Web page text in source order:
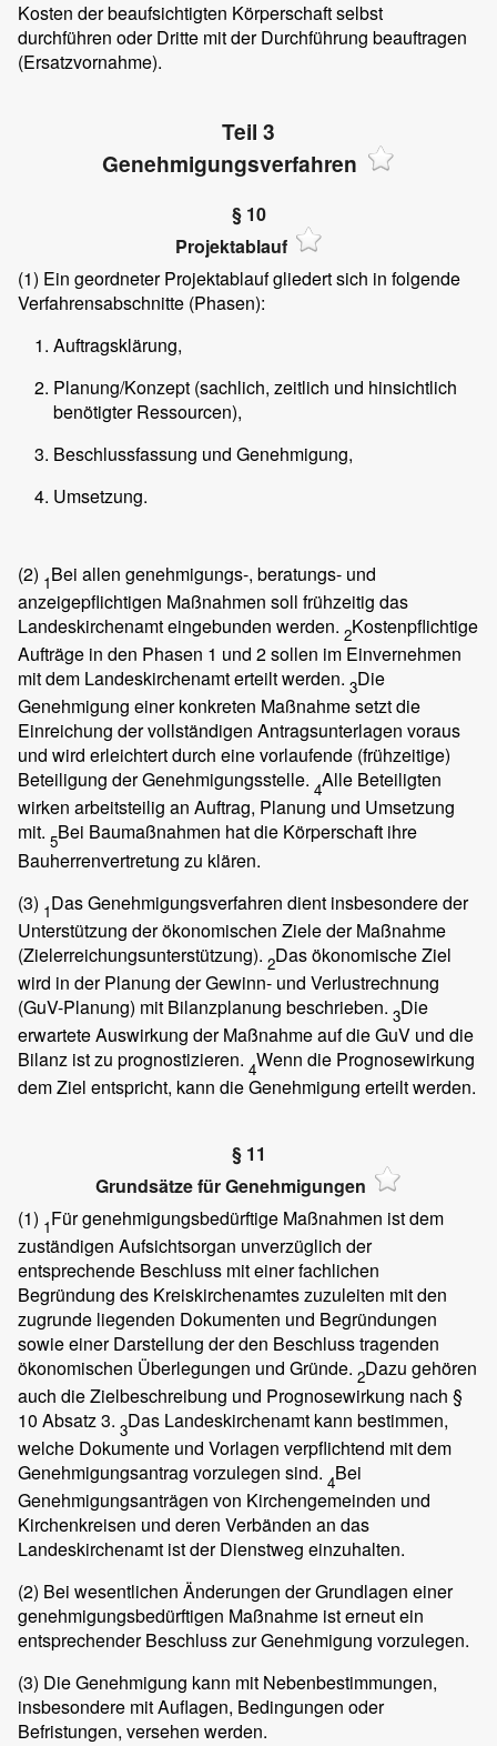
Kosten der beaufsichtigten Körperschaft selbst
durchführen oder Dritte mit der Durchführung beauftragen
(Ersatzvornahme).
Teil 3
Genehmigungsverfahren
§ 10
Projektablauf
(1) Ein geordneter Projektablauf gliedert sich in folgende
Verfahrensabschnitte (Phasen):
Auftragsklärung,
Planung/Konzept (sachlich, zeitlich und hinsichtlich
benötigter Ressourcen),
Beschlussfassung und Genehmigung,
Umsetzung.
(2) 1Bei allen genehmigungs-, beratungs- und
anzeigepflichtigen Maßnahmen soll frühzeitig das
Landeskirchenamt eingebunden werden. 2Kostenpflichtige
Aufträge in den Phasen 1 und 2 sollen im Einvernehmen
mit dem Landeskirchenamt erteilt werden. 3Die
Genehmigung einer konkreten Maßnahme setzt die
Einreichung der vollständigen Antragsunterlagen voraus
und wird erleichtert durch eine vorlaufende (frühzeitige)
Beteiligung der Genehmigungsstelle. 4Alle Beteiligten
wirken arbeitsteilig an Auftrag, Planung und Umsetzung
mit. 5Bei Baumaßnahmen hat die Körperschaft ihre
Bauherrenvertretung zu klären.
(3) 1Das Genehmigungsverfahren dient insbesondere der
Unterstützung der ökonomischen Ziele der Maßnahme
(Zielerreichungsunterstützung). 2Das ökonomische Ziel
wird in der Planung der Gewinn- und Verlustrechnung
(GuV-Planung) mit Bilanzplanung beschrieben. 3Die
erwartete Auswirkung der Maßnahme auf die GuV und die
Bilanz ist zu prognostizieren. 4Wenn die Prognosewirkung
dem Ziel entspricht, kann die Genehmigung erteilt werden.
§ 11
Grundsätze für Genehmigungen
(1) 1Für genehmigungsbedürftige Maßnahmen ist dem
zuständigen Aufsichtsorgan unverzüglich der
entsprechende Beschluss mit einer fachlichen
Begründung des Kreiskirchenamtes zuzuleiten mit den
zugrunde liegenden Dokumenten und Begründungen
sowie einer Darstellung der den Beschluss tragenden
ökonomischen Überlegungen und Gründe. 2Dazu gehören
auch die Zielbeschreibung und Prognosewirkung nach §
10 Absatz 3. 3Das Landeskirchenamt kann bestimmen,
welche Dokumente und Vorlagen verpflichtend mit dem
Genehmigungsantrag vorzulegen sind. 4Bei
Genehmigungsanträgen von Kirchengemeinden und
Kirchenkreisen und deren Verbänden an das
Landeskirchenamt ist der Dienstweg einzuhalten.
(2) Bei wesentlichen Änderungen der Grundlagen einer
genehmigungsbedürftigen Maßnahme ist erneut ein
entsprechender Beschluss zur Genehmigung vorzulegen.
(3) Die Genehmigung kann mit Nebenbestimmungen,
insbesondere mit Auflagen, Bedingungen oder
Befristungen, versehen werden.